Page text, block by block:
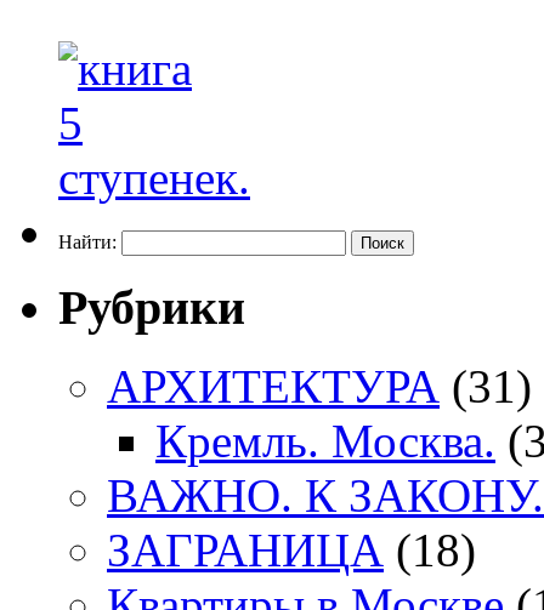
Найти:
Рубрики
АРХИТЕКТУРА (31)
Кремль. Москва.
ВАЖНО. К ЗАКОНУ.
ЗАГРАНИЦА (18)